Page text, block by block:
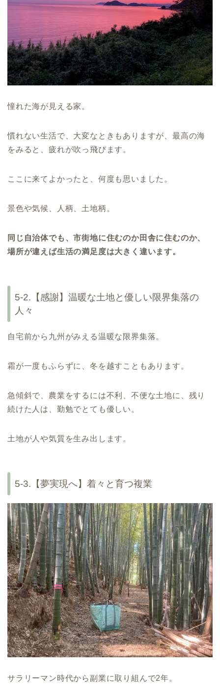
憧れた海が見える家。
慣れない生活で、大変なときもありますが、最高の海
をみると、疲れが吹っ飛びます。
ここに来てよかったと、何度も思いました。
景色や気候、人柄、土地柄。
同じ自治体でも、市街地に住むのか田舎に住むのか、
場所が違えば生活の満足度は大きく違います。
5-2.【感謝】温暖な土地と優しい限界集落の
人々
自宅前から九州がみえる温暖な限界集落。
霜が一度もふらずに、冬を越すこともあります。
急傾斜で、農業をするには不利、不便な土地に、残り
続けた人は、勤勉でとても優しい。
土地が人や気質を生み出します。
5-3.【夢実現へ】着々と育つ複業
サラリーマン時代から副業に取り組んで2年。